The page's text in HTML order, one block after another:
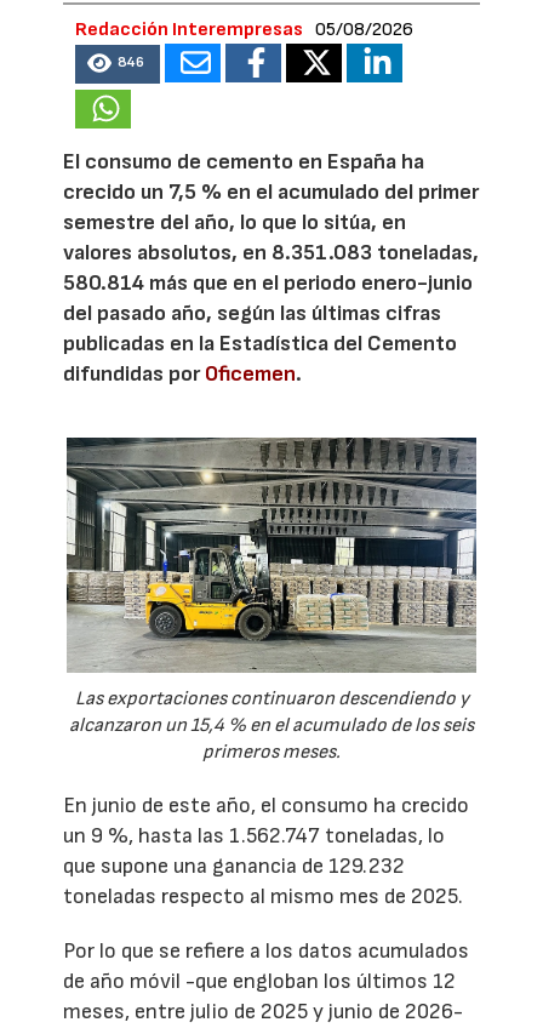
Redacción Interempresas 05/08/2026
846
El consumo de cemento en España ha
crecido un 7,5 % en el acumulado del primer
semestre del año, lo que lo sitúa, en
valores absolutos, en 8.351.083 toneladas,
580.814 más que en el periodo enero-junio
del pasado año, según las últimas cifras
publicadas en la Estadística del Cemento
difundidas porOficemen.
Las exportaciones continuaron descendiendo y
alcanzaron un 15,4 % en el acumulado de los seis
primeros meses.
En junio de este año, el consumo ha crecido
un 9 %, hasta las 1.562.747 toneladas, lo
que supone una ganancia de 129.232
toneladas respecto al mismo mes de 2025.
Por lo que se refiere a los datos acumulados
de año móvil -que engloban los últimos 12
meses, entre julio de 2025 y junio de 2026-